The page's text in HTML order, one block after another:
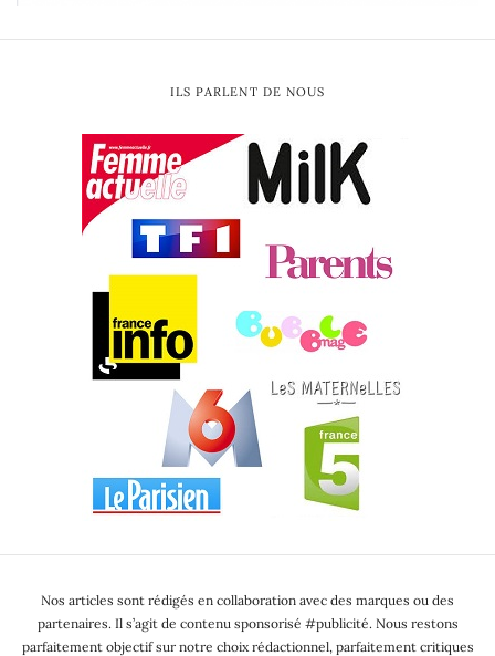
ILS PARLENT DE NOUS
Nos articles sont rédigés en collaboration avec des marques ou des
partenaires. Il s’agit de contenu sponsorisé #publicité. Nous restons
parfaitement objectif sur notre choix rédactionnel, parfaitement critiques